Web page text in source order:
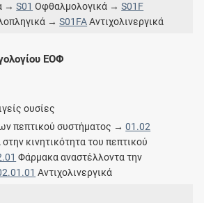
→S01 Οφθαλμολογικά →S01F
→S01FAΑντιχολινεργικά
ΕΟΦ
ουσίες
πεπτικού συστήματος →01.02
κινητικότητα του πεπτικού
Φάρμακα αναστέλλοντα την
Αντιχολινεργικά